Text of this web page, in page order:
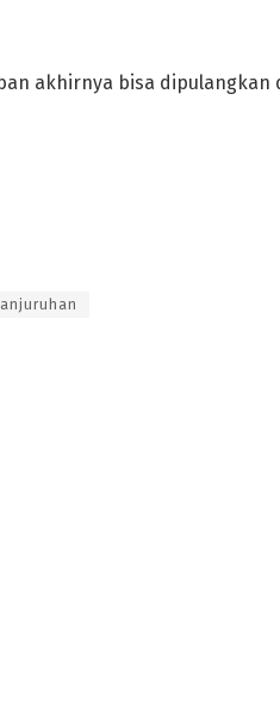
akhirnya bisa dipulangkan